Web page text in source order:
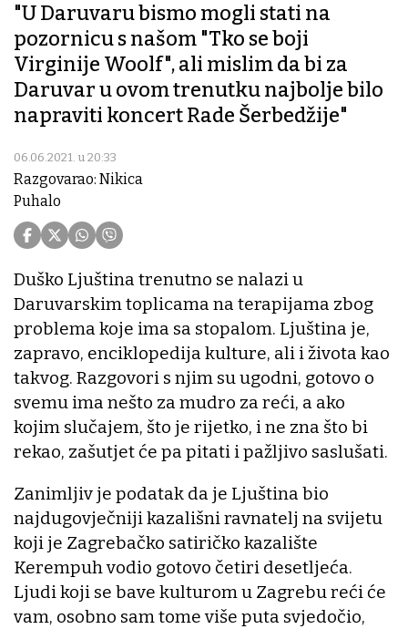
"U Daruvaru bismo mogli stati na
pozornicu s našom "Tko se boji
Virginije Woolf", ali mislim da bi za
Daruvar u ovom trenutku najbolje bilo
napraviti koncert Rade Šerbedžije"
06.06.2021. u 20:33
Razgovarao: Nikica
Puhalo
Duško Ljuština trenutno se nalazi u
Daruvarskim toplicama na terapijama zbog
problema koje ima sa stopalom. Ljuština je,
zapravo, enciklopedija kulture, ali i života kao
takvog. Razgovori s njim su ugodni, gotovo o
svemu ima nešto za mudro za reći, a ako
kojim slučajem, što je rijetko, i ne zna što bi
rekao, zašutjet će pa pitati i pažljivo saslušati.
Zanimljiv je podatak da je Ljuština bio
najdugovječniji kazališni ravnatelj na svijetu
koji je Zagrebačko satiričko kazalište
Kerempuh vodio gotovo četiri desetljeća.
Ljudi koji se bave kulturom u Zagrebu reći će
vam, osobno sam tome više puta svjedočio,